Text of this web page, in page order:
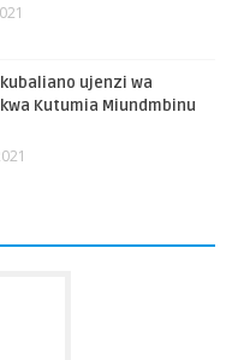
ujenzi wa
Kutumia Miundmbinu